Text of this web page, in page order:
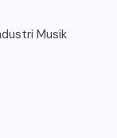
Musik